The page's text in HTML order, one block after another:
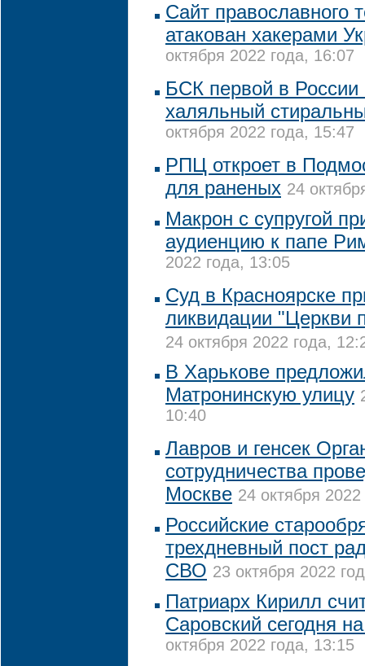
Сайт православного
атакован хакерами
октября 2022 года, 16:07
БСК первой в России
халяльный
октября 2022 года, 15:47
РПЦ откроет в
для раненых 24
Макрон с супругой
аудиенцию к папе
2022 года, 13:05
Суд в Красноярске
ликвидации "Церкви
24 октября 2022 года,
В Харькове
Матронинскую улицу
10:40
Лавров и генсек
сотрудничества
Москве 24 октября
Российские
трехдневный пост
СВО 23 октября 2022
Патриарх Кирилл
Саровский сегодня
октября 2022 года, 13:15